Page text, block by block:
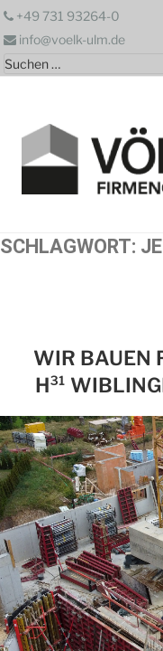
Zum
springen
+49 731 93264-0
info@voelk-ulm.de
Suchen
nach:
SCHLAGWORT:
WIR BAUEN
H³¹